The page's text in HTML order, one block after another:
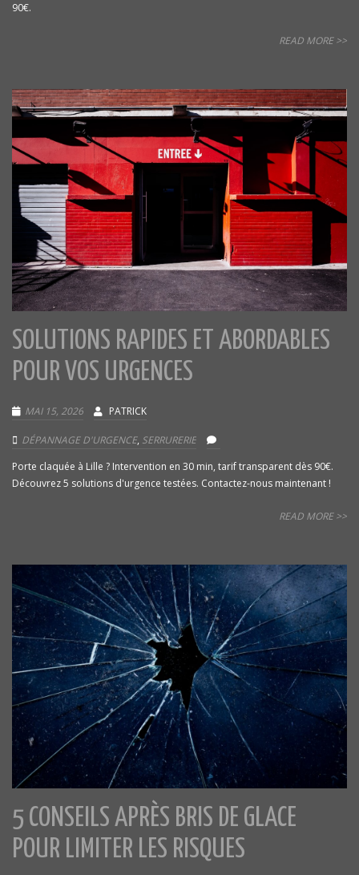
90€.
READ MORE >>
SOLUTIONS RAPIDES ET ABORDABLES
POUR VOS URGENCES
MAI 15, 2026 PATRICK
DÉPANNAGE D'URGENCE, SERRURERIE
Porte claquée à Lille ? Intervention en 30 min, tarif transparent dès 90€.
Découvrez 5 solutions d'urgence testées. Contactez-nous maintenant !
READ MORE >>
5 CONSEILS APRÈS BRIS DE GLACE
POUR LIMITER LES RISQUES